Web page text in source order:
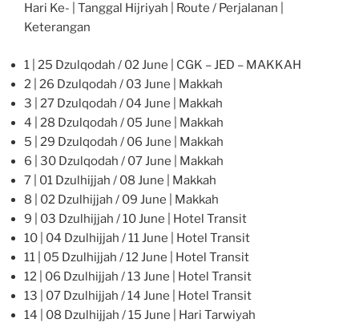
Hari Ke- | Tanggal Hijriyah | Route / Perjalanan |
Keterangan
1 | 25 Dzulqodah / 02 June | CGK – JED – MAKKAH
2 | 26 Dzulqodah / 03 June | Makkah
3 | 27 Dzulqodah / 04 June | Makkah
4 | 28 Dzulqodah / 05 June | Makkah
5 | 29 Dzulqodah / 06 June | Makkah
6 | 30 Dzulqodah / 07 June | Makkah
7 | 01 Dzulhijjah / 08 June | Makkah
8 | 02 Dzulhijjah / 09 June | Makkah
9 | 03 Dzulhijjah / 10 June | Hotel Transit
10 | 04 Dzulhijjah / 11 June | Hotel Transit
11 | 05 Dzulhijjah / 12 June | Hotel Transit
12 | 06 Dzulhijjah / 13 June | Hotel Transit
13 | 07 Dzulhijjah / 14 June | Hotel Transit
14 | 08 Dzulhijjah / 15 June | Hari Tarwiyah